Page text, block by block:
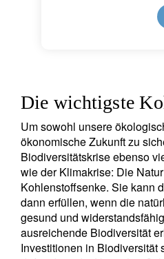
Die wichtigste
Um sowohl unsere
ökonomische Zukunft zu
Biodiversitätskrise ebenso
wie der Klimakrise: Die
Kohlenstoffsenke. Sie kann
dann erfüllen, wenn die
gesund und
ausreichende Biodiversität
Investitionen in Biodiversität
Ihre Informationen werden